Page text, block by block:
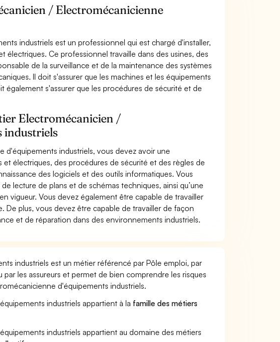
/ Electromécanicienne
industriels est un professionnel qui est chargé d'installer,
électriques. Ce professionnel travaille dans des usines, des
de la surveillance et de la maintenance des systèmes
Il doit s'assurer que les machines et les équipements
s'assurer que les procédures de sécurité et de
Electromécanicien /
industriels
d'équipements industriels, vous devez avoir une
électriques, des procédures de sécurité et des règles de
des logiciels et des outils informatiques. Vous
lecture de plans et de schémas techniques, ainsi qu’une
vigueur. Vous devez également être capable de travailler
De plus, vous devez être capable de travailler de façon
et de réparation dans des environnements industriels.
industriels est un métier référencé par Pôle emploi, par
les assureurs et permet de bien comprendre les risques
d'équipements industriels.
industriels appartient à la famille des métiers
industriels appartient au domaine des métiers